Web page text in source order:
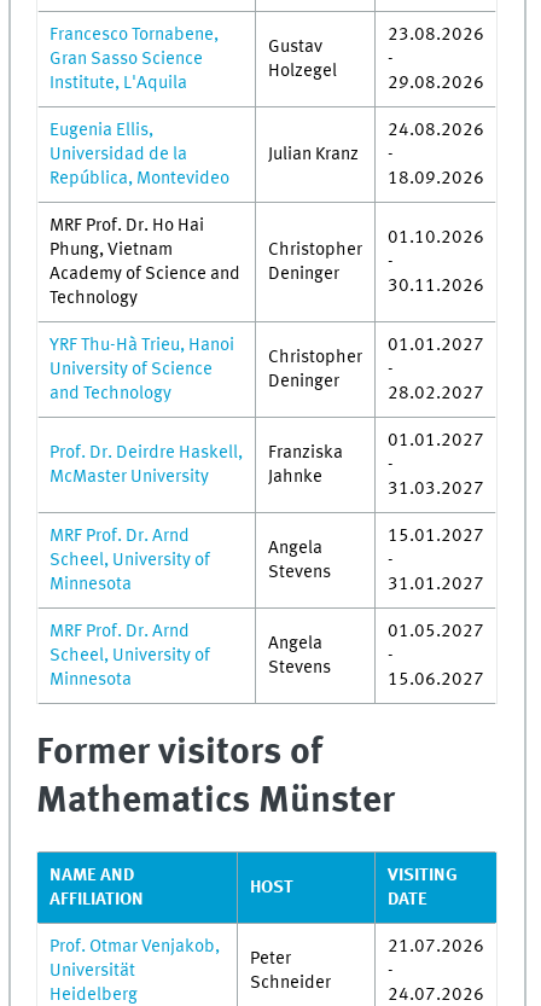
Francesco Tornabene,
Gran Sasso Science
Institute, L'Aquila
Gustav
Holzegel
23.08.2026
-
29.08.2026
Eugenia Ellis,
Universidad de la
República, Montevideo
Julian Kranz
24.08.2026
-
18.09.2026
MRF Prof. Dr. Ho Hai
Phung, Vietnam
Academy of Science and
Technology
Christopher
Deninger
01.10.2026
-
30.11.2026
YRF Thu-Hà Trieu, Hanoi
University of Science
and Technology
Christopher
Deninger
01.01.2027
-
28.02.2027
Prof. Dr. Deirdre Haskell,
McMaster University
Franziska
Jahnke
01.01.2027
-
31.03.2027
MRF Prof. Dr. Arnd
Scheel, University of
Minnesota
Angela
Stevens
15.01.2027
-
31.01.2027
MRF Prof. Dr. Arnd
Scheel, University of
Minnesota
Angela
Stevens
01.05.2027
-
15.06.2027
Former visitors of
Mathematics Münster
NAME AND
AFFILIATION
HOST
VISITING
DATE
Prof. Otmar Venjakob,
Universität
Heidelberg
Peter
Schneider
21.07.2026
-
24.07.2026